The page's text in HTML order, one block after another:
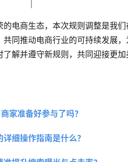
电商生态，本次规则调整是我
同推动电商行业的可持续发展
解并遵守新规则，共同迎接更加
家准备好参与了吗？
细操作指南是什么？